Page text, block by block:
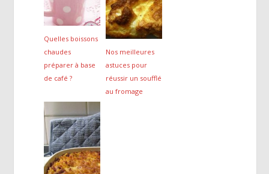
Quelles boissons
chaudes
préparer à base
de café ?
Nos meilleures
astuces pour
réussir un soufflé
au fromage